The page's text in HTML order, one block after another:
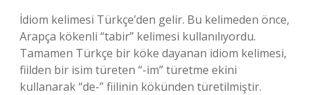
İdiom kelimesi Türkçe’den gelir. Bu kelimeden önce,
Arapça kökenli “tabir” kelimesi kullanılıyordu.
Tamamen Türkçe bir köke dayanan idiom kelimesi,
fiilden bir isim türeten “-im” türetme ekini
kullanarak “de-” fiilinin kökünden türetilmiştir.